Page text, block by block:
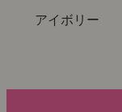
アイボリー